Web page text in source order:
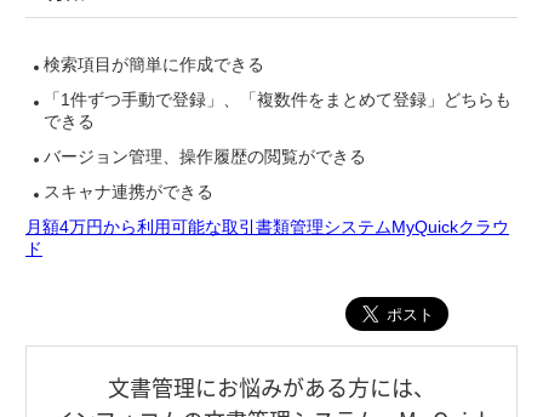
検索項目が簡単に作成できる
「1件ずつ手動で登録」、「複数件をまとめて登録」どちらも
できる
バージョン管理、操作履歴の閲覧ができる
スキャナ連携ができる
月額4万円から利用可能な取引書類管理システムMyQuickクラウ
ド
⽂書管理にお悩みがある⽅には、